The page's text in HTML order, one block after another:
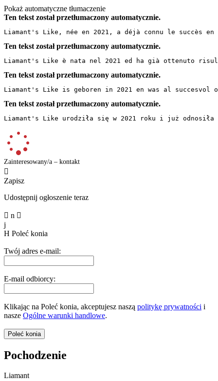
Pokaż automatyczne tłumaczenie
Ten tekst został przetłumaczony automatycznie.
Liamant's Like, née en 2021, a déjà connu le
Ten tekst został przetłumaczony automatycznie.
Liamant's Like è nata nel 2021 ed ha già ottenuto
Ten tekst został przetłumaczony automatycznie.
Liamant's Like is geboren in 2021 en was al
Ten tekst został przetłumaczony automatycznie.
Liamant's Like urodziła się w 2021 roku i już odnosiła
Zainteresowany/a – kontakt

Zapisz
Udostępnij ogłoszenie teraz
 n 
j
H Poleć konia
Twój adres e-mail:
E-mail odbiorcy:
Klikając na Poleć konia, akceptujesz naszą politykę prywatności i
nasze Ogólne warunki handlowe.
Pochodzenie
Liamant